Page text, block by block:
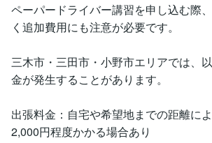
ペーパードライバー講習を申し込む際
く追加費用にも注意が必要です。
三木市・三田市・小野市エリアでは、
金が発生することがあります。
出張料金：自宅や希望地までの距離に
2,000円程度かかる場合あり